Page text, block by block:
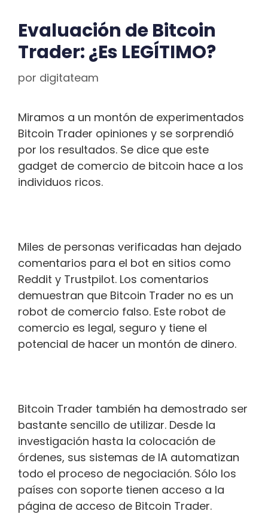
Evaluación de Bitcoin
Trader: ¿Es LEGÍTIMO?
por digitateam
Miramos a un montón de experimentados
Bitcoin Trader opiniones y se sorprendió
por los resultados. Se dice que este
gadget de comercio de bitcoin hace a los
individuos ricos.
Miles de personas verificadas han dejado
comentarios para el bot en sitios como
Reddit y Trustpilot. Los comentarios
demuestran que Bitcoin Trader no es un
robot de comercio falso. Este robot de
comercio es legal, seguro y tiene el
potencial de hacer un montón de dinero.
Bitcoin Trader también ha demostrado ser
bastante sencillo de utilizar. Desde la
investigación hasta la colocación de
órdenes, sus sistemas de IA automatizan
todo el proceso de negociación. Sólo los
países con soporte tienen acceso a la
página de acceso de Bitcoin Trader.